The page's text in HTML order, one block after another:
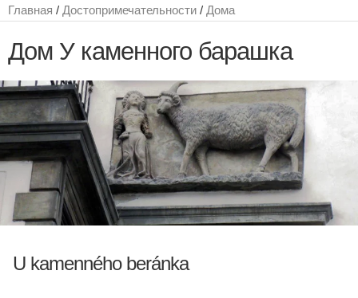
Главная / Достопримечательности / Дома
Дом У каменного барашка
U kamenného beránka